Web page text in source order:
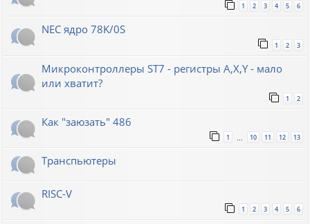
1 2 3 4 5 6
NEC ядро 78K/0S
1 2 3
Микроконтроллеры ST7 - регистры A,X,Y - мало
или хватит?
1 2
Как "заюзать" 486
1 10 11 12 13
Транспьютеры
RISC-V
1 2 3 4 5 6